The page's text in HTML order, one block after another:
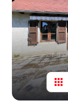
ALERTE
E-MAIL